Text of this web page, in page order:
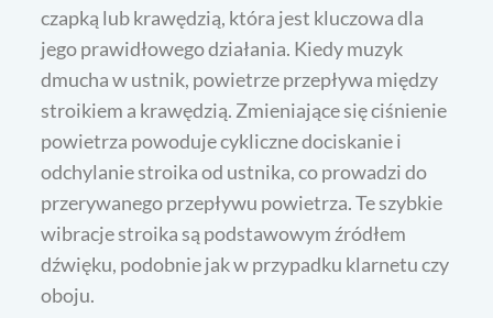
czapką lub krawędzią, która jest kluczowa dla
jego prawidłowego działania. Kiedy muzyk
dmucha w ustnik, powietrze przepływa między
stroikiem a krawędzią. Zmieniające się ciśnienie
powietrza powoduje cykliczne dociskanie i
odchylanie stroika od ustnika, co prowadzi do
przerywanego przepływu powietrza. Te szybkie
wibracje stroika są podstawowym źródłem
dźwięku, podobnie jak w przypadku klarnetu czy
oboju.